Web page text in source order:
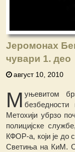
Јеромонах
чувари 1. део
август 10, 2010
М уњевитом
Метохији убрзо
полицијске
КФОР-а, који је до
Светиња на КиМ.